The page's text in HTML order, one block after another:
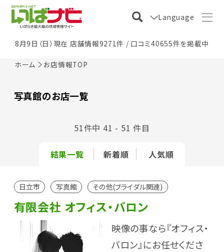
Language
8月9日（日）現在 店舗情報9271件 / 口コミ40655件を掲載中
ホーム お店情報TOP
写真館のお店一覧
結果一覧 新着順 人気順
51件中 41 - 51 件目
日立市 写真館 その他(ブライダル関連)
有限会社 オフィス・バロン
映像の事なら『オフィス・
バロン』にお任せくださ